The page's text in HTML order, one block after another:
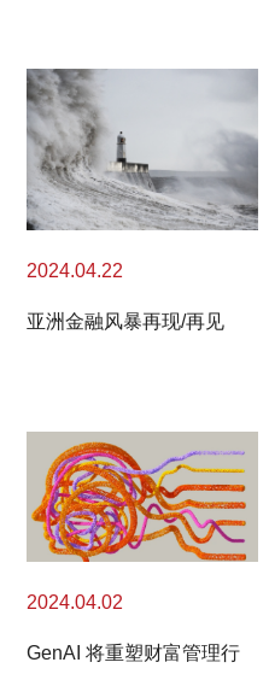
2024.04.22
亚洲金融风暴再现/再见
2024.04.02
GenAI 将重塑财富管理行